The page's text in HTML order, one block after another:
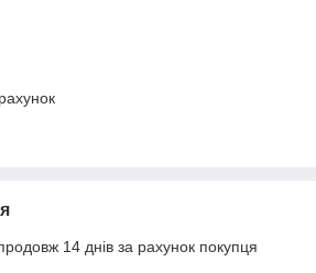
14 днів за рахунок покупця